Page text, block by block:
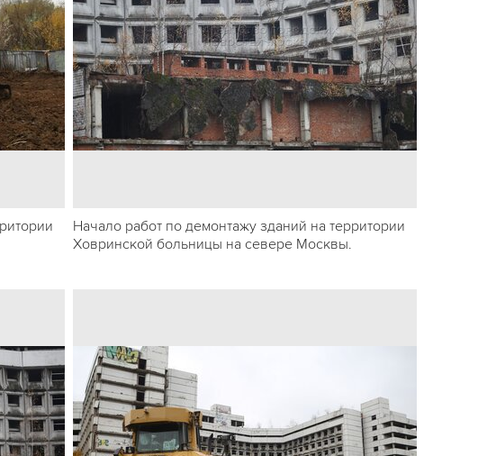
Начало работ по демонтажу зданий на территории
Ховринской больницы на севере Москвы.